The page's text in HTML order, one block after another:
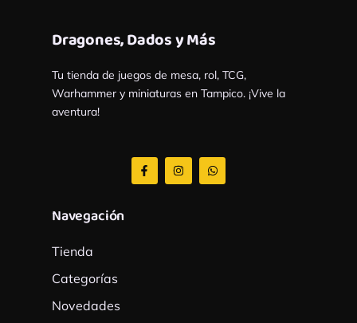
Dragones, Dados y Más
Tu tienda de juegos de mesa, rol, TCG,
Warhammer y miniaturas en Tampico. ¡Vive la
aventura!
F
a
c
I
n
s
W
h
a
Navegación
Tienda
Categorías
Novedades